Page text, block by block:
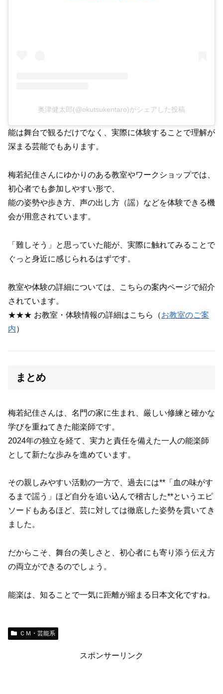
奥津健太郎(@okutsukentaro)がシェアした投稿
能は舞台で観るだけでなく、実際に体験することで理解が
深まる芸能でもあります。
梅若紀佳さんにゆかりのある教室やワークショップでは、
初心者でも参加しやすい形で、
能の姿勢や歩き方、声の出し方（謡）などを体験できる機
会が用意されています。
「難しそう」と思っていた能が、実際に触れてみることで
ぐっと身近に感じられるはずです。
教室や体験の詳細については、こちらの案内ページで紹介
されています。
★★★ お教室・体験情報の詳細はこちら（お教室のご案
内）
まとめ
梅若紀佳さんは、名門の家に生まれ、厳しい修練と確かな
学びを重ねてきた能楽師です。
2024年の独立を経て、実力と責任を備えた一人の能楽師
として新たな歩みを進めています。
その親しみやすい活動の一方で、過去には**「血の味がす
るまで謡う」ほど自分を追い込んで稽古した**というエピ
ソードもあるほど、芸に対しては徹底した姿勢を貫いてき
ました。
だからこそ、舞台の美しさと、初心者にも寄り添う伝え方
の両立ができるのでしょう。
能楽は、知ることで一気に距離が縮まる日本文化ですね。
ＣＭ・芸能系
スポンサーリンク